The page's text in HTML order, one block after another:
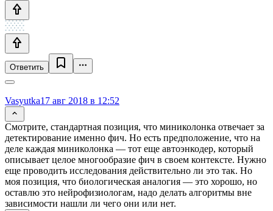
Ответить
Vasyutka17 авг 2018 в 12:52
Смотрите, стандартная позиция, что миниколонка отвечает за
детектирование именно фич. Но есть предположение, что на
деле каждая миниколонка — тот еще автоэнкодер, который
описывает целое многообразие фич в своем контексте. Нужно
еще проводить исследования действительно ли это так. Но
моя позиция, что биологическая аналогия — это хорошо, но
оставлю это нейрофизиологам, надо делать алгоритмы вне
зависимости нашли ли чего они или нет.